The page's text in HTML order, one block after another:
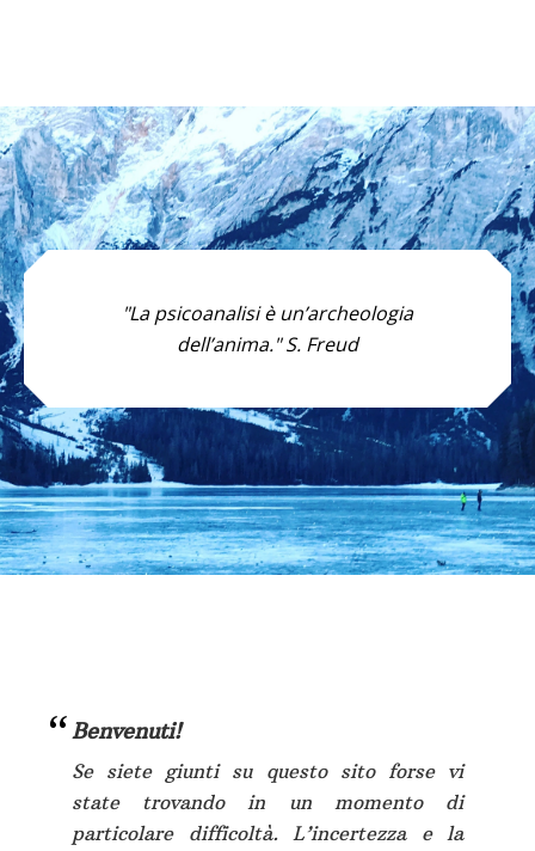
"La psicoanalisi è un’archeologia
dell’anima." S. Freud
Benvenuti!
Se siete giunti su questo sito forse vi
state trovando in un momento di
particolare difficoltà. L’incertezza e la